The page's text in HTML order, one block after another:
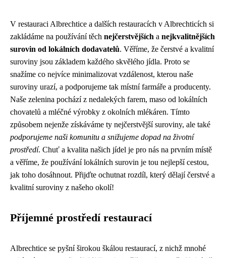
V restauraci Albrechtice a dalších restauracích v Albrechticích si
zakládáme na používání těch nejčerstvějších a nejkvalitnějších
surovin od lokálních dodavatelů. Věříme, že čerstvé a kvalitní
suroviny jsou základem každého skvělého jídla. Proto se
snažíme co nejvíce minimalizovat vzdálenost, kterou naše
suroviny urazí, a podporujeme tak místní farmáře a producenty.
Naše zelenina pochází z nedalekých farem, maso od lokálních
chovatelů a mléčné výrobky z okolních mlékáren. Tímto
způsobem nejenže získáváme ty nejčerstvější suroviny, ale také
podporujeme naši komunitu a snižujeme dopad na životní
prostředí. Chuť a kvalita našich jídel je pro nás na prvním místě
a věříme, že používání lokálních surovin je tou nejlepší cestou,
jak toho dosáhnout. Přijďte ochutnat rozdíl, který dělají čerstvé a
kvalitní suroviny z našeho okolí!
Příjemné prostředí restaurací
Albrechtice se pyšní širokou škálou restaurací, z nichž mnohé